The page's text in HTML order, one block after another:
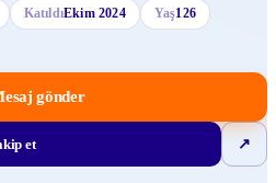
KatıldıEkim 2024 Yaş126
gönder
et ↗